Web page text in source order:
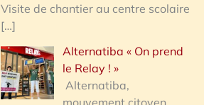
Visite de chantier au centre scolaire
[…]
Alternatiba « On prend
le Relay ! »
Alternatiba,
mouvement citoyen